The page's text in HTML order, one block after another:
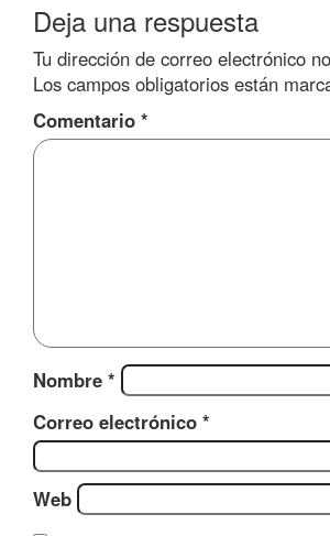
Deja una respuesta
Tu dirección de correo electrónico
Los campos obligatorios están
Comentario *
Nombre *
Correo electrónico *
Web